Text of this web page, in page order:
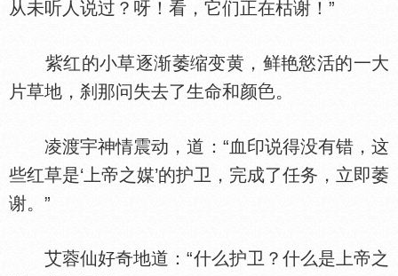
从未听人说过？呀！看，它们正在枯谢！”
紫红的小草逐渐萎缩变黄，鲜艳慾活的一大
片草地，刹那问失去了生命和颜
。
凌渡宇神情震动，道：“血印说得没有错，这
些红草是‘上帝之媒’的护卫，完成了任务，立即萎
谢。”
艾蓉仙好奇地道：“什么护卫？什么是上帝之